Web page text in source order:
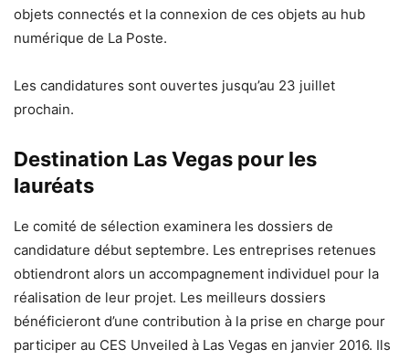
objets connectés et la connexion de ces objets au hub
numérique de La Poste.
Les candidatures sont ouvertes jusqu’au 23 juillet
prochain.
Destination Las Vegas pour les
lauréats
Le comité de sélection examinera les dossiers de
candidature début septembre. Les entreprises retenues
obtiendront alors un accompagnement individuel pour la
réalisation de leur projet. Les meilleurs dossiers
bénéficieront d’une contribution à la prise en charge pour
participer au CES Unveiled à Las Vegas en janvier 2016. Ils